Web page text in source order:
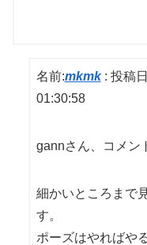
名前:mkmk: 投稿
01:30:58
gannさん、コメン
細かいところまで
す。
ポーズはやればや